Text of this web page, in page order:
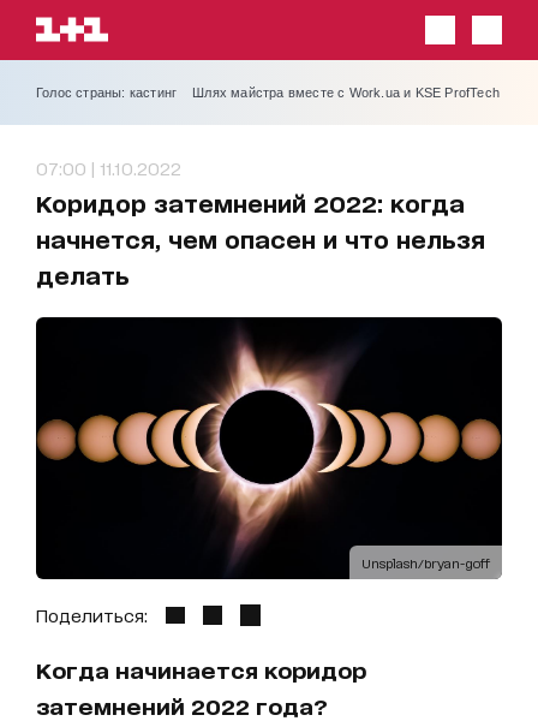
Голос страны: кастинг Шлях майстра вместе с Work.ua и KSE ProfTech
07:00 | 11.10.2022
Коридор затемнений 2022: когда
начнется, чем опасен и что нельзя
делать
Unsplash/bryan-goff
Поделиться:
Когда начинается коридор
затемнений 2022 года?